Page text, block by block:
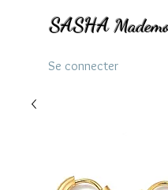
SASHA
Se connecter